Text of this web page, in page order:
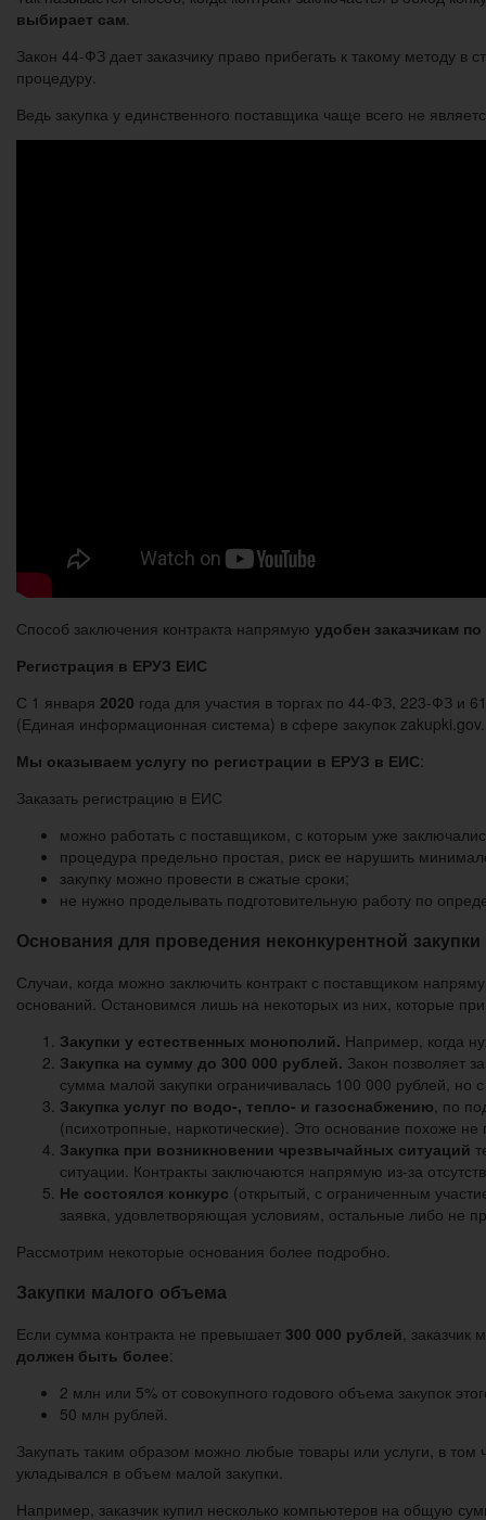
выбирает сам.
Закон 44-ФЗ дает заказчику право прибегать к такому методу
процедуру.
Ведь закупка у единственного поставщика чаще всего не
Способ заключения контракта напрямую удобен заказчикам
Регистрация в ЕРУЗ ЕИС
С 1 января 2020 года для участия в торгах по 44-ФЗ, 223-ФЗ и
(Единая информационная система) в сфере закупок
Мы оказываем услугу по регистрации в ЕРУЗ в ЕИС:
Заказать регистрацию в ЕИС
можно работать с поставщиком, с которым уже
процедура предельно простая, риск ее нарушить
закупку можно провести в сжатые сроки;
не нужно проделывать подготовительную работу по
Основания для проведения неконкурентной закупки
Случаи, когда можно заключить контракт с поставщиком
оснований. Остановимся лишь на некоторых из них, которые
Закупки у естественных монополий. Например, когда
Закупка на сумму до 300 000 рублей. Закон позволяет
сумма малой закупки ограничивалась 100 000 рублей,
Закупка услуг по водо-, тепло- и газоснабжению , по
(психотропные, наркотические). Это основание похоже
Закупка при возникновении чрезвычайных ситуаций
ситуации. Контракты заключаются напрямую из-за
Не состоялся конкурс (открытый, с ограниченным
заявка, удовлетворяющая условиям, остальные либо не
Рассмотрим некоторые основания более подробно.
Закупки малого объема
Если сумма контракта не превышает 300 000 рублей ,
должен быть более:
2 млн или 5% от совокупного годового объема закупок
50 млн рублей.
Закупать таким образом можно любые товары или услуги, в
укладывался в объем малой закупки.
Например, заказчик купил несколько компьютеров на общую